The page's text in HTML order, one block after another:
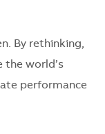
By rethinking,
the world’s
performance